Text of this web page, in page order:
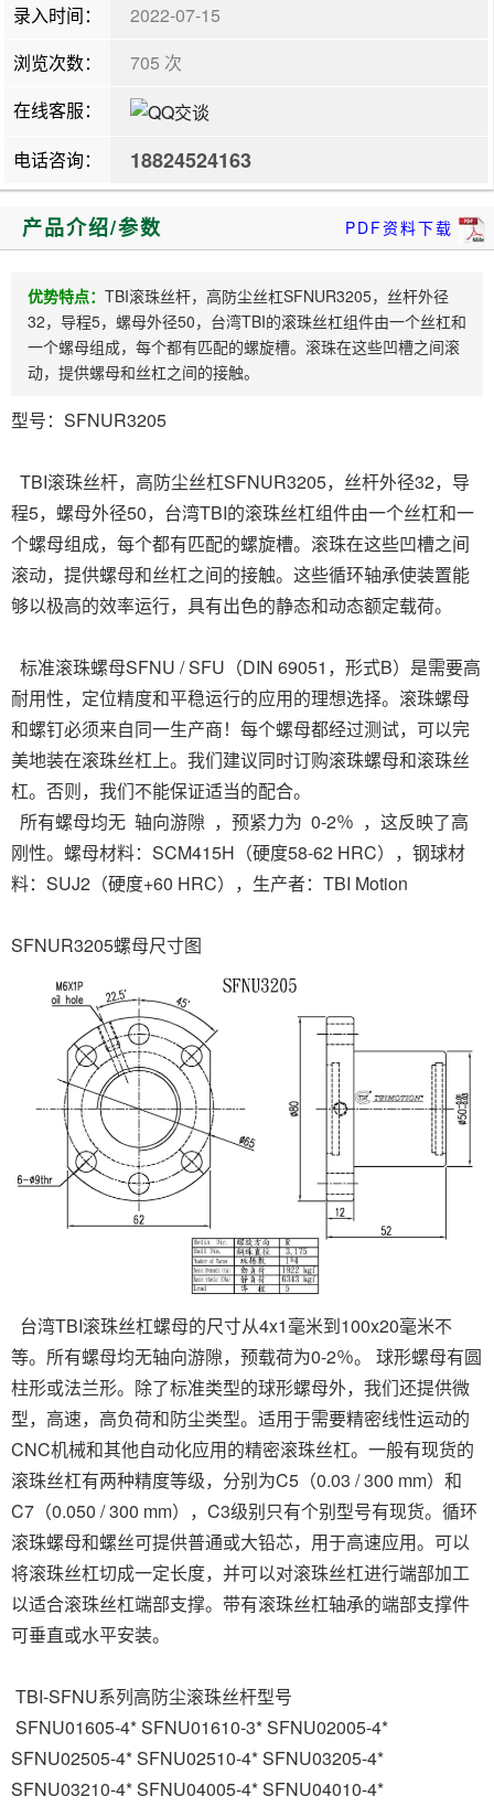
录入时间：
2022-07-15
浏览次数：
705 次
在线客服：
电话咨询：
18824524163
PDF资料下载
产品介绍/参数
优势特点： TBI滚珠丝杆，高防尘丝杠SFNUR3205，丝杆外径
32，导程5，螺母外径50，台湾TBI的滚珠丝杠组件由一个丝杠和
一个螺母组成，每个都有匹配的螺旋槽。滚珠在这些凹槽之间滚
动，提供螺母和丝杠之间的接触。
型号：SFNUR3205
TBI滚珠丝杆，高防尘丝杠SFNUR3205，丝杆外径32，导
程5，螺母外径50，台湾TBI的滚珠丝杠组件由一个丝杠和一
个螺母组成，每个都有匹配的螺旋槽。滚珠在这些凹槽之间
滚动，提供螺母和丝杠之间的接触。这些循环轴承使装置能
够以极高的效率运行，具有出色的静态和动态额定载荷。
标准滚珠螺母SFNU / SFU（DIN 69051，形式B）是需要高
耐用性，定位精度和平稳运行的应用的理想选择。滚珠螺母
和螺钉必须来自同一生产商！每个螺母都经过测试，可以完
美地装在滚珠丝杠上。我们建议同时订购滚珠螺母和滚珠丝
杠。否则，我们不能保证适当的配合。
所有螺母均无 轴向游隙 ，预紧力为 0-2％ ，这反映了高
刚性。螺母材料：SCM415H（硬度58-62 HRC），钢球材
料：SUJ2（硬度+60 HRC），生产者：TBI Motion
SFNUR3205螺母尺寸图
台湾TBI滚珠丝杠螺母的尺寸从4x1毫米到100x20毫米不
等。所有螺母均无轴向游隙，预载荷为0-2％。 球形螺母有圆
柱形或法兰形。除了标准类型的球形螺母外，我们还提供微
型，高速，高负荷和防尘类型。适用于需要精密线性运动的
CNC机械和其他自动化应用的精密滚珠丝杠。一般有现货的
滚珠丝杠有两种精度等级，分别为C5（0.03 / 300 mm）和
C7（0.050 / 300 mm），C3级别只有个别型号有现货。循环
滚珠螺母和螺丝可提供普通或大铅芯，用于高速应用。可以
将滚珠丝杠切成一定长度，并可以对滚珠丝杠进行端部加工
以适合滚珠丝杠端部支撑。带有滚珠丝杠轴承的端部支撑件
可垂直或水平安装。
TBI-SFNU系列高防尘滚珠丝杆型号
SFNU01605-4* SFNU01610-3* SFNU02005-4*
SFNU02505-4* SFNU02510-4* SFNU03205-4*
SFNU03210-4* SFNU04005-4* SFNU04010-4*